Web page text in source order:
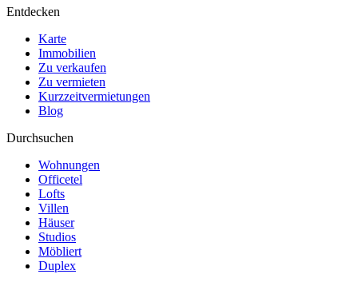
Entdecken
Karte
Immobilien
Zu verkaufen
Zu vermieten
Kurzzeitvermietungen
Blog
Durchsuchen
Wohnungen
Officetel
Lofts
Villen
Häuser
Studios
Möbliert
Duplex